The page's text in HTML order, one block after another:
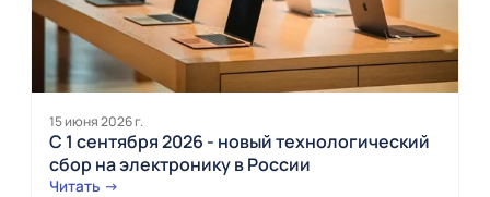
15 июня 2026 г.
С 1 сентября 2026 - новый технологический
сбор на электронику в России
Читать →